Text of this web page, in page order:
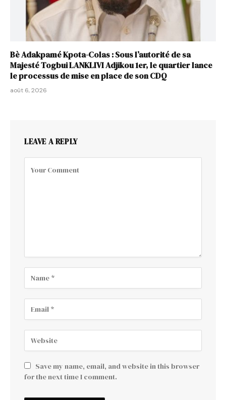
Bè Adakpamé Kpota-Colas : Sous l’autorité de sa
Majesté Togbui LANKLIVI Adjikou 1er, le quartier lance
le processus de mise en place de son CDQ
août 6, 2026
LEAVE A REPLY
Save my name, email, and website in this browser
for the next time I comment.